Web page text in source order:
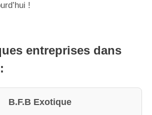
!
entreprises dans
B.F.B Exotique